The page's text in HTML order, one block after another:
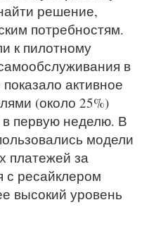
решение,
потребностям.
к пилотному
в
активное
(около 25%)
первую неделю. В
модели
платежей за
с ресайклером
высокий уровень